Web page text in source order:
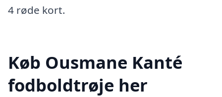
4 røde kort.
Køb Ousmane Kanté
fodboldtrøje her